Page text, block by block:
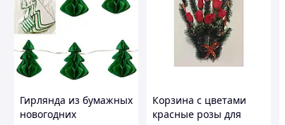
Гирлянда из бумажных
новогодних
Корзина с цветами
красные розы для